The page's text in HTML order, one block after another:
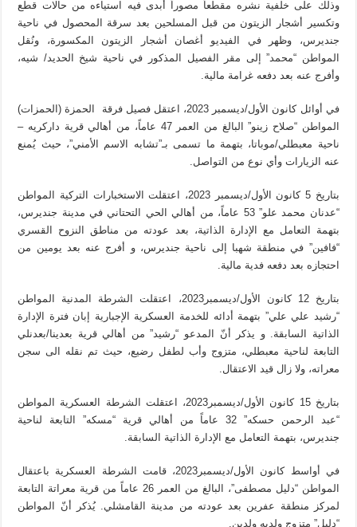
وذلك على خلفية نشره مقطعاً مصوراً أبدى فيه استياءه من حالات قطع
وتكسير أشجار الزيتون من قبل المسلحين بعد سرقة المحصول في ناحية
جنديرس، وظهر في الفيديو أغصان أشجار الزيتون المكسورة، ونُقل
المواطن “محمد” إلى مقر الفصيل المذكور في ناحية شيخ الحديد/ شيه،
وأفرج عنه بعد دفعه غرامة مالية.
في أوائل كانون الأول/ديسمبر 2023، اعتقل فصيل فرقة الحمزة (الحمزات)
المواطن “صلاح زينو” البالغ من العمر 47 عاماً، من أهالي قرية داركريه –
ناحية معبطلي/موباتا، بتهمة ما تسمى بـ”تشابه الاسم الأمني”، حيث يُمنع
عنه الزيارات وأي نوع من التواصل.
بتاريخ 5 كانون الأول/ديسمبر 2023، اعتقلت الاستخبارات التركية المواطن
“عدنان محمد علو” 53 عاماً، من أهالي الحي التحتاني في مدينة جنديرس،
بتهمة التعامل مع الإدارة الذاتية، بعد عودته من مناطق النزوح القسري
“فافين” في منطقة شهبا إلى ناحية جنديرس، و أفرج عنه بعد يومين من
احتجازه بعد دفعه فدية مالية.
بتاريخ 12 كانون الأول/ديسمبر2023، اعتقلت الشرطة المدنية المواطن
“رشيد علي علي” بتهمة أدائه للخدمة العسكرية الإجبارية إبان فترة الإدارة
الذاتية السابقة. و يذكر أنّ المدعو “رشيد” من أهالي قرية بعدينا/بعدنلي
التابعة لناحية معبطلي، متزوج وأب لطفل رضيع، حيث تم نقله الى سجن
معراته، ولا زال قيد الاعتقال.
بتاريخ 15 كانون الأول/ديسمبر2023، اعتقلت الشرطة العسكرية المواطن
“عبد الرحمن حسكه” 32 عاماً من أهالي قرية “مسكه” التابعة لناحية
جنديرس، بتهمة التعامل مع الإدارة الذاتية السابقة.
في أواسط كانون الأول/ديسمبر2023، قامت الشرطة العسكرية باعتقال
المواطن “دليل مصطفى”، البالغ من العمر 26 عاماً من قرية معراتة التابعة
لمركز منطقة عفرين بعد عودته من مدينة القامشلي. يُذكر أنّ المواطن
“دليل” متزوج ولديه ولدين.